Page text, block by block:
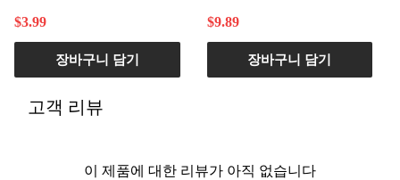
$3.99
장바구니 담기
$9.89
장바구니 담기
고객 리뷰
이 제품에 대한 리뷰가 아직 없습니다